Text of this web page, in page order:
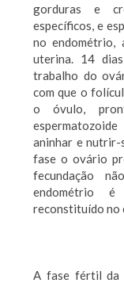
gorduras e
específicos, e
no endométrio,
uterina. 14
trabalho do
com que o
o óvulo,
aninhar e nutrir-
fase o ovário
fecundação
endométrio
reconstituído no
A fase fértil da